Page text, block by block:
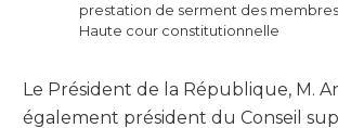
prestation de serment des
Haute cour constitutionnelle
Le Président de la République, M.
également président du Conseil